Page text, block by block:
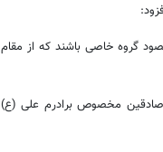
گروه خاصی باشند که از مقام
مخصوص برادرم علی (ع)